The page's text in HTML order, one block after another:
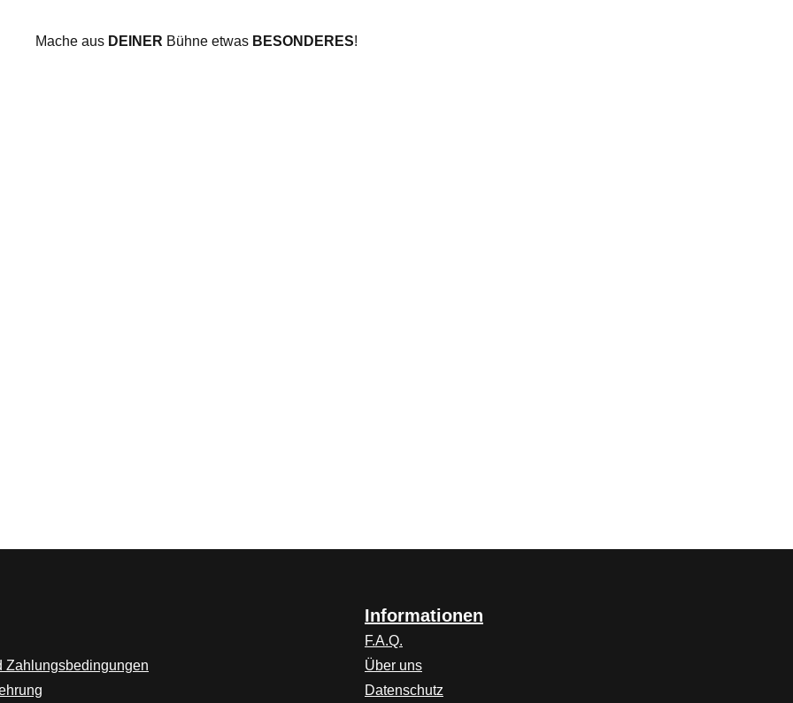
Mache aus DEINER Bühne etwas BESONDERES!
Zahlungsbedingungen
Informationen
F.A.Q.
Über uns
Datenschutz